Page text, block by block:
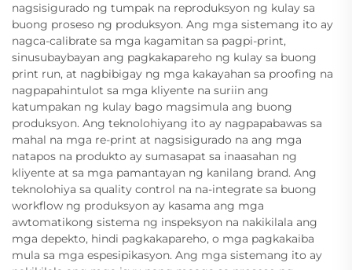
nagsisigurado ng tumpak na reproduksyon ng kulay sa
buong proseso ng produksyon. Ang mga sistemang ito ay
nagca-calibrate sa mga kagamitan sa pagpi-print,
sinusubaybayan ang pagkakapareho ng kulay sa buong
print run, at nagbibigay ng mga kakayahan sa proofing na
nagpapahintulot sa mga kliyente na suriin ang
katumpakan ng kulay bago magsimula ang buong
produksyon. Ang teknolohiyang ito ay nagpapabawas sa
mahal na mga re-print at nagsisigurado na ang mga
natapos na produkto ay sumasapat sa inaasahan ng
kliyente at sa mga pamantayan ng kanilang brand. Ang
teknolohiya sa quality control na na-integrate sa buong
workflow ng produksyon ay kasama ang mga
awtomatikong sistema ng inspeksyon na nakikilala ang
mga depekto, hindi pagkakapareho, o mga pagkakaiba
mula sa mga espesipikasyon. Ang mga sistemang ito ay